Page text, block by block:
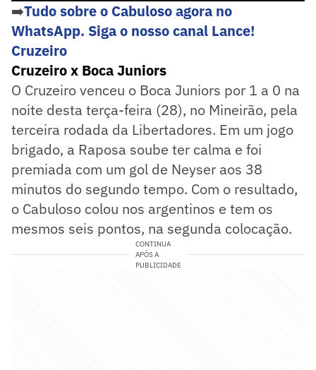
➡️Tudo sobre o Cabuloso agora no
WhatsApp. Siga o nosso canal Lance!
Cruzeiro
Cruzeiro x Boca Juniors
O Cruzeiro venceu o Boca Juniors por 1 a 0 na
noite desta terça-feira (28), no Mineirão, pela
terceira rodada da Libertadores. Em um jogo
brigado, a Raposa soube ter calma e foi
premiada com um gol de Neyser aos 38
minutos do segundo tempo. Com o resultado,
o Cabuloso colou nos argentinos e tem os
mesmos seis pontos, na segunda colocação.
CONTINUA
APÓS A
PUBLICIDADE